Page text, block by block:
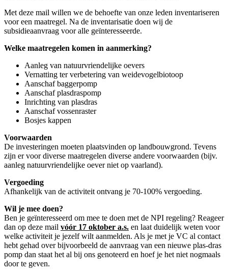
Met deze mail willen we de behoefte van onze leden inventariseren
voor een maatregel. Na de inventarisatie doen wij de
subsidieaanvraag voor alle geïnteresseerde.
Welke maatregelen komen in aanmerking?
Aanleg van natuurvriendelijke oevers
Vernatting ter verbetering van weidevogelbiotoop
Aanschaf baggerpomp
Aanschaf plasdraspomp
Inrichting van plasdras
Aanschaf vossenraster
Bosjes kappen
Voorwaarden
De investeringen moeten plaatsvinden op landbouwgrond. Tevens
zijn er voor diverse maatregelen diverse andere voorwaarden (bijv.
aanleg natuurvriendelijke oever niet op vaarland).
Vergoeding
Afhankelijk van de activiteit ontvang je 70-100% vergoeding.
Wil je mee doen?
Ben je geïnteresseerd om mee te doen met de NPI regeling? Reageer
dan op deze mail vóór 17 oktober a.s. en laat duidelijk weten voor
welke activiteit je jezelf wilt aanmelden. Als je met je VC al contact
hebt gehad over bijvoorbeeld de aanvraag van een nieuwe plas-dras
pomp dan staat het al bij ons genoteerd en hoef je het niet nogmaals
door te geven.